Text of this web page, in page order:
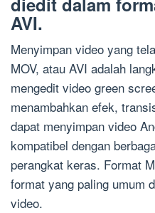
AVI.
Menyimpan video yang
MOV, atau AVI adalah
mengedit video green
menambahkan efek,
dapat menyimpan video
kompatibel dengan
perangkat keras. Format
format yang paling umum
video.